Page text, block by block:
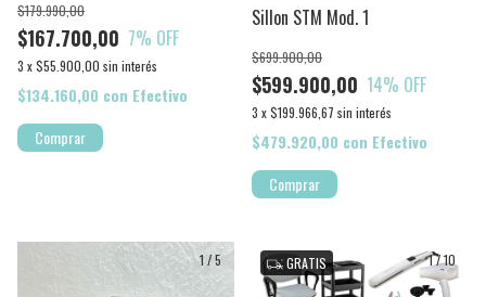
$167.700,00
$179.990,00
7% OFF
3 x$55.900,00 sin interés
$134.160,00 con Efectivo
Comprar
Sillon STM Mod. 1
$599.900,00
$699.900,00
14% OFF
3 x$199.966,67 sin interés
$479.920,00 con Efectivo
1/5 1/10
GRATIS